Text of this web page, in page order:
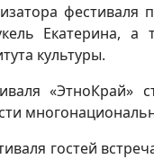
Екатерина, а
культуры.
«ЭтноКрай»
гостей